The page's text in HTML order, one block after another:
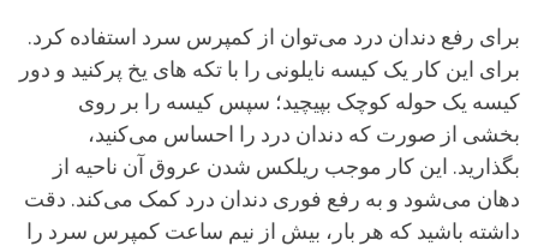
برای رفع دندان درد می‌توان از کمپرس سرد استفاده کرد.
برای این کار یک کیسه نایلونی را با تکه های یخ پرکنید و دور
کیسه یک حوله کوچک بپیچید؛ سپس کیسه را بر روی
بخشی از صورت که دندان درد را احساس می‌کنید،
بگذارید. این کار موجب ریلکس شدن عروق آن ناحیه از
دهان می‌شود و به رفع فوری دندان درد کمک می‌کند. دقت
داشته باشید که هر بار، بیش از نیم ساعت کمپرس سرد را